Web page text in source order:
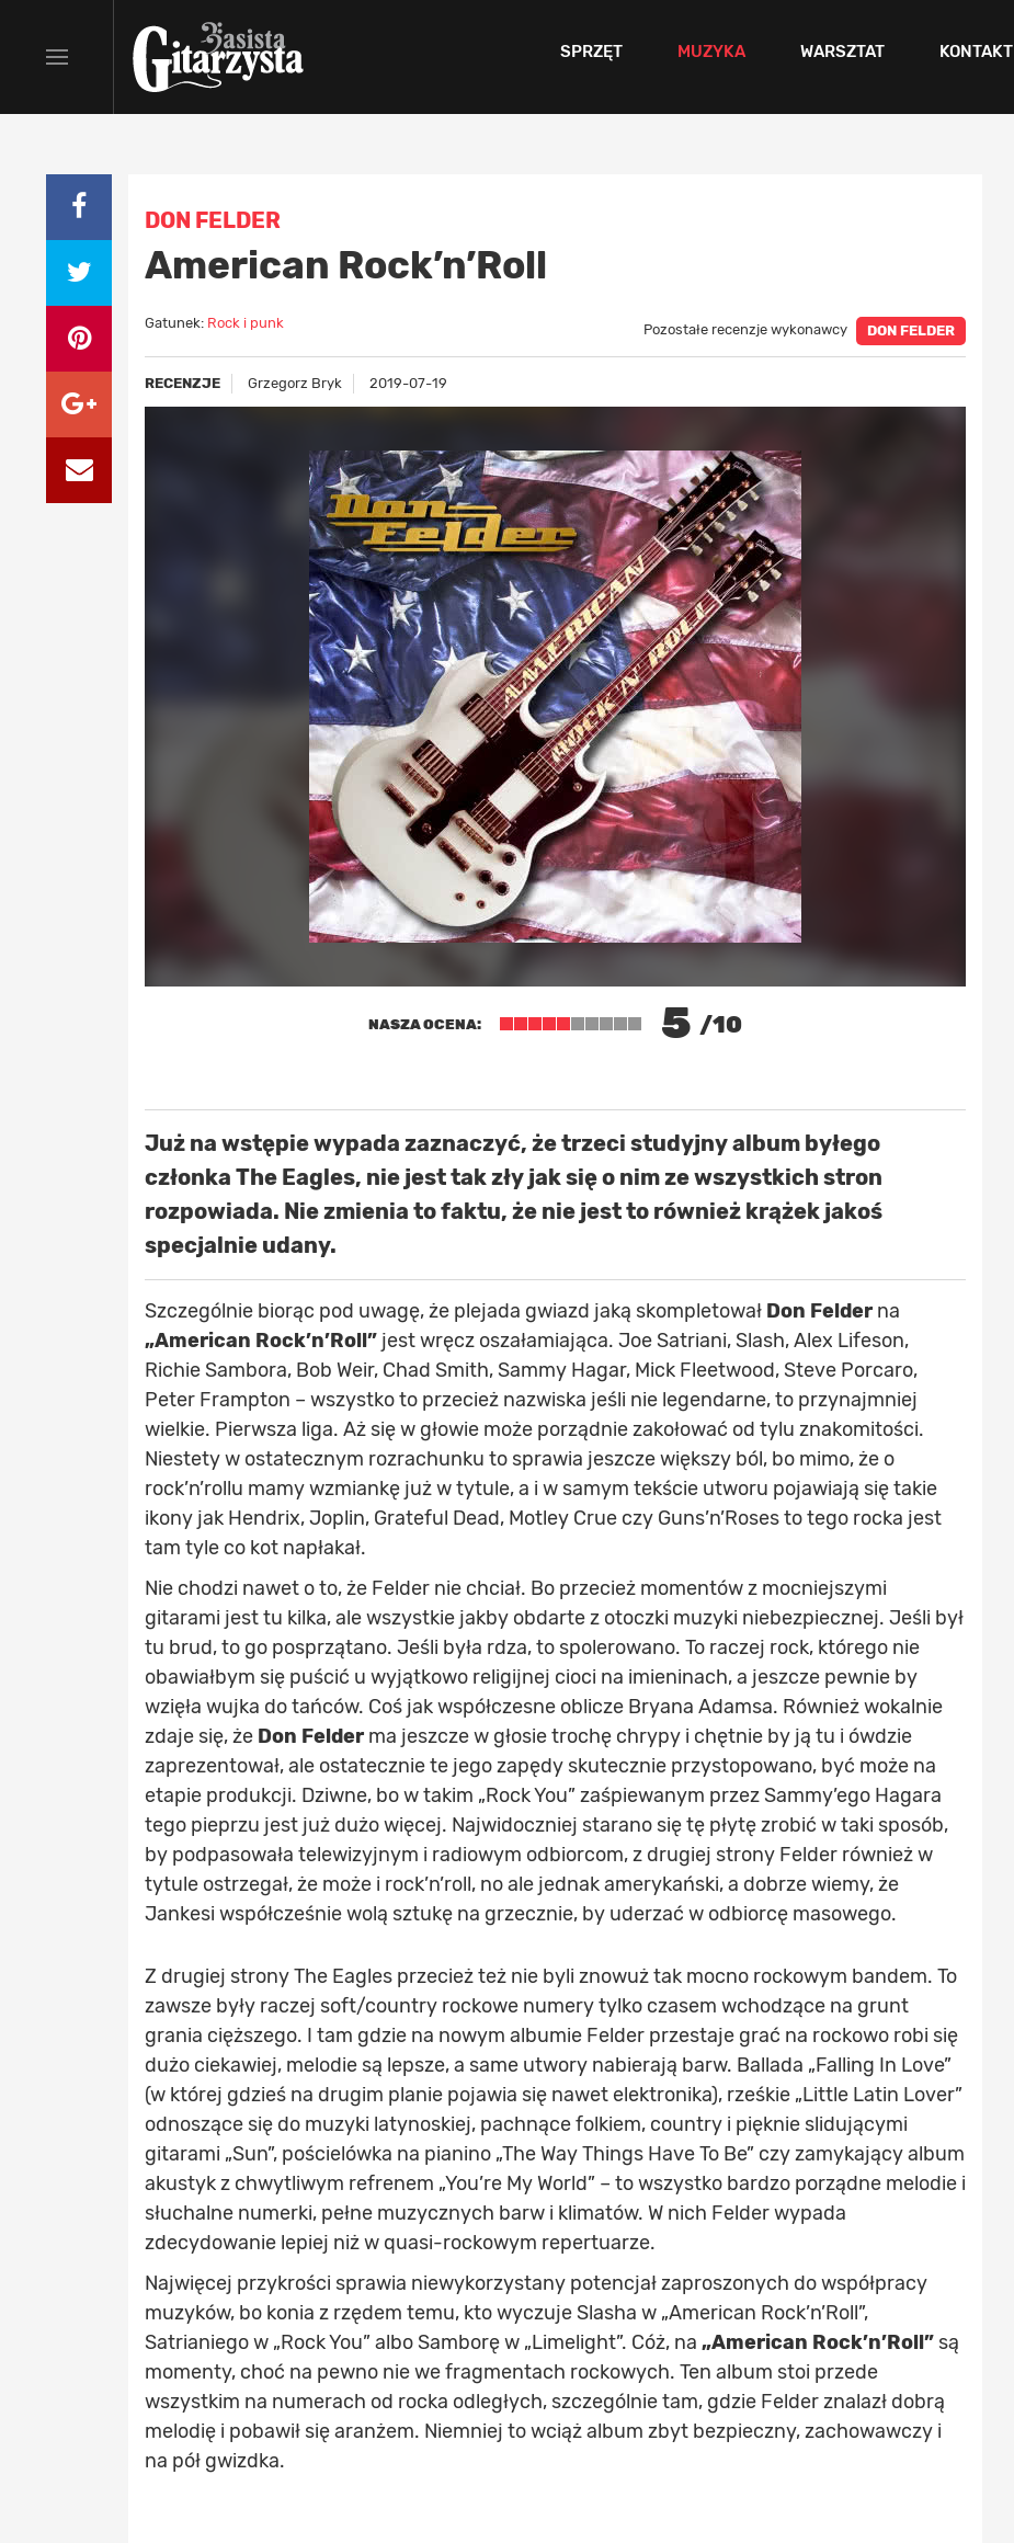
SPRZĘT MUZYKA WARSZTAT KONTAKT
DON FELDER
American Rock’n’Roll
Gatunek: Rock i punk Pozostałe recenzje wykonawcy DON FELDER
RECENZJE Grzegorz Bryk 2019-07-19
NASZA OCENA: 5/10
Już na wstępie wypada zaznaczyć, że trzeci studyjny album byłego
członka The Eagles, nie jest tak zły jak się o nim ze wszystkich stron
rozpowiada. Nie zmienia to faktu, że nie jest to również krążek jakoś
specjalnie udany.
Szczególnie biorąc pod uwagę, że plejada gwiazd jaką skompletował Don Felder na
„American Rock’n’Roll” jest wręcz oszałamiająca. Joe Satriani, Slash, Alex Lifeson,
Richie Sambora, Bob Weir, Chad Smith, Sammy Hagar, Mick Fleetwood, Steve Porcaro,
Peter Frampton – wszystko to przecież nazwiska jeśli nie legendarne, to przynajmniej
wielkie. Pierwsza liga. Aż się w głowie może porządnie zakołować od tylu znakomitości.
Niestety w ostatecznym rozrachunku to sprawia jeszcze większy ból, bo mimo, że o
rock’n’rollu mamy wzmiankę już w tytule, a i w samym tekście utworu pojawiają się takie
ikony jak Hendrix, Joplin, Grateful Dead, Motley Crue czy Guns’n’Roses to tego rocka jest
tam tyle co kot napłakał.
Nie chodzi nawet o to, że Felder nie chciał. Bo przecież momentów z mocniejszymi
gitarami jest tu kilka, ale wszystkie jakby obdarte z otoczki muzyki niebezpiecznej. Jeśli był
tu brud, to go posprzątano. Jeśli była rdza, to spolerowano. To raczej rock, którego nie
obawiałbym się puścić u wyjątkowo religijnej cioci na imieninach, a jeszcze pewnie by
wzięła wujka do tańców. Coś jak współczesne oblicze Bryana Adamsa. Również wokalnie
zdaje się, że Don Felder ma jeszcze w głosie trochę chrypy i chętnie by ją tu i ówdzie
zaprezentował, ale ostatecznie te jego zapędy skutecznie przystopowano, być może na
etapie produkcji. Dziwne, bo w takim „Rock You” zaśpiewanym przez Sammy’ego Hagara
tego pieprzu jest już dużo więcej. Najwidoczniej starano się tę płytę zrobić w taki sposób,
by podpasowała telewizyjnym i radiowym odbiorcom, z drugiej strony Felder również w
tytule ostrzegał, że może i rock’n’roll, no ale jednak amerykański, a dobrze wiemy, że
Jankesi współcześnie wolą sztukę na grzecznie, by uderzać w odbiorcę masowego.
Z drugiej strony The Eagles przecież też nie byli znowuż tak mocno rockowym bandem. To
zawsze były raczej soft/country rockowe numery tylko czasem wchodzące na grunt
grania cięższego. I tam gdzie na nowym albumie Felder przestaje grać na rockowo robi się
dużo ciekawiej, melodie są lepsze, a same utwory nabierają barw. Ballada „Falling In Love”
(w której gdzieś na drugim planie pojawia się nawet elektronika), rześkie „Little Latin Lover”
odnoszące się do muzyki latynoskiej, pachnące folkiem, country i pięknie slidującymi
gitarami „Sun”, pościelówka na pianino „The Way Things Have To Be” czy zamykający album
akustyk z chwytliwym refrenem „You’re My World” – to wszystko bardzo porządne melodie i
słuchalne numerki, pełne muzycznych barw i klimatów. W nich Felder wypada
zdecydowanie lepiej niż w quasi-rockowym repertuarze.
Najwięcej przykrości sprawia niewykorzystany potencjał zaproszonych do współpracy
muzyków, bo konia z rzędem temu, kto wyczuje Slasha w „American Rock’n’Roll”,
Satrianiego w „Rock You” albo Samborę w „Limelight”. Cóż, na „American Rock’n’Roll” są
momenty, choć na pewno nie we fragmentach rockowych. Ten album stoi przede
wszystkim na numerach od rocka odległych, szczególnie tam, gdzie Felder znalazł dobrą
melodię i pobawił się aranżem. Niemniej to wciąż album zbyt bezpieczny, zachowawczy i
na pół gwizdka.